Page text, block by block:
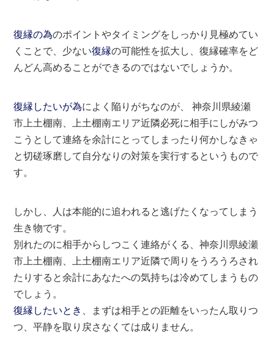
復縁の為のポイントやタイミングをしっかり見極めてい
くことで、少ない復縁の可能性を拡大し、復縁確率をど
んどん高めることができるのではないでしょうか。
復縁したいが為によく陥りがちなのが、 神奈川県綾瀬
市上土棚南、上土棚南エリア近隣必死に相手にしがみつ
こうとして連絡を余計にとってしまったり何かしなきゃ
と切磋琢磨して自分なりの対策を実行するというもので
す。
しかし、人は本能的に追われると逃げたくなってしまう
生き物です。
別れたのに相手からしつこく連絡がくる、神奈川県綾瀬
市上土棚南、上土棚南エリア近隣で周りをうろうろされ
たりすると余計にあなたへの気持ちは冷めてしまうもの
でしょう。
復縁したいとき
、まずは相手との距離をいったん取りつ
つ、平静を取り戻さなくては成りません。